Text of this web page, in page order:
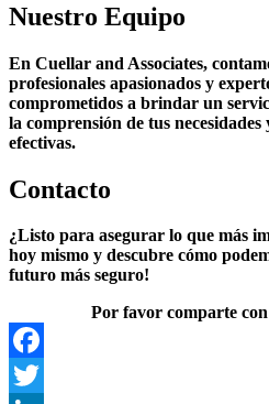
Nuestro Equipo
En Cuellar and Associates,
profesionales apasionados y
comprometidos a brindar un
la comprensión de tus
efectivas.
Contacto
¿Listo para asegurar lo que más
hoy mismo y descubre cómo
futuro más seguro!
Por favor comparte